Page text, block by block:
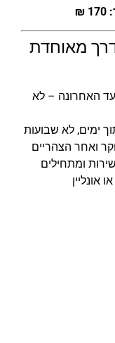
מאוחדת
האחרונה – לא
ימים, לא שבועות
ואחר הצהריים
ומתחילים
אונליין